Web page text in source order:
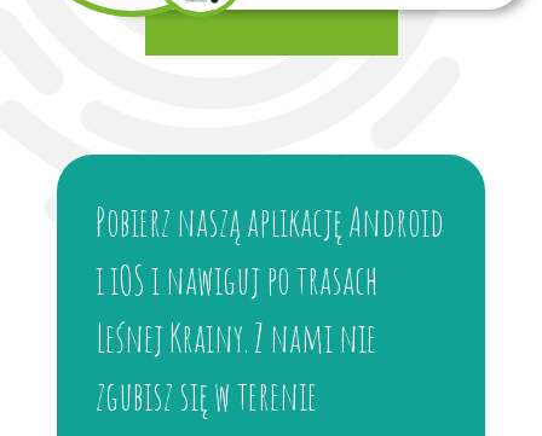
Pobierz naszą aplikację Android
i iOS i nawiguj po trasach
Leśnej Krainy. Z nami nie
zgubisz się w terenie